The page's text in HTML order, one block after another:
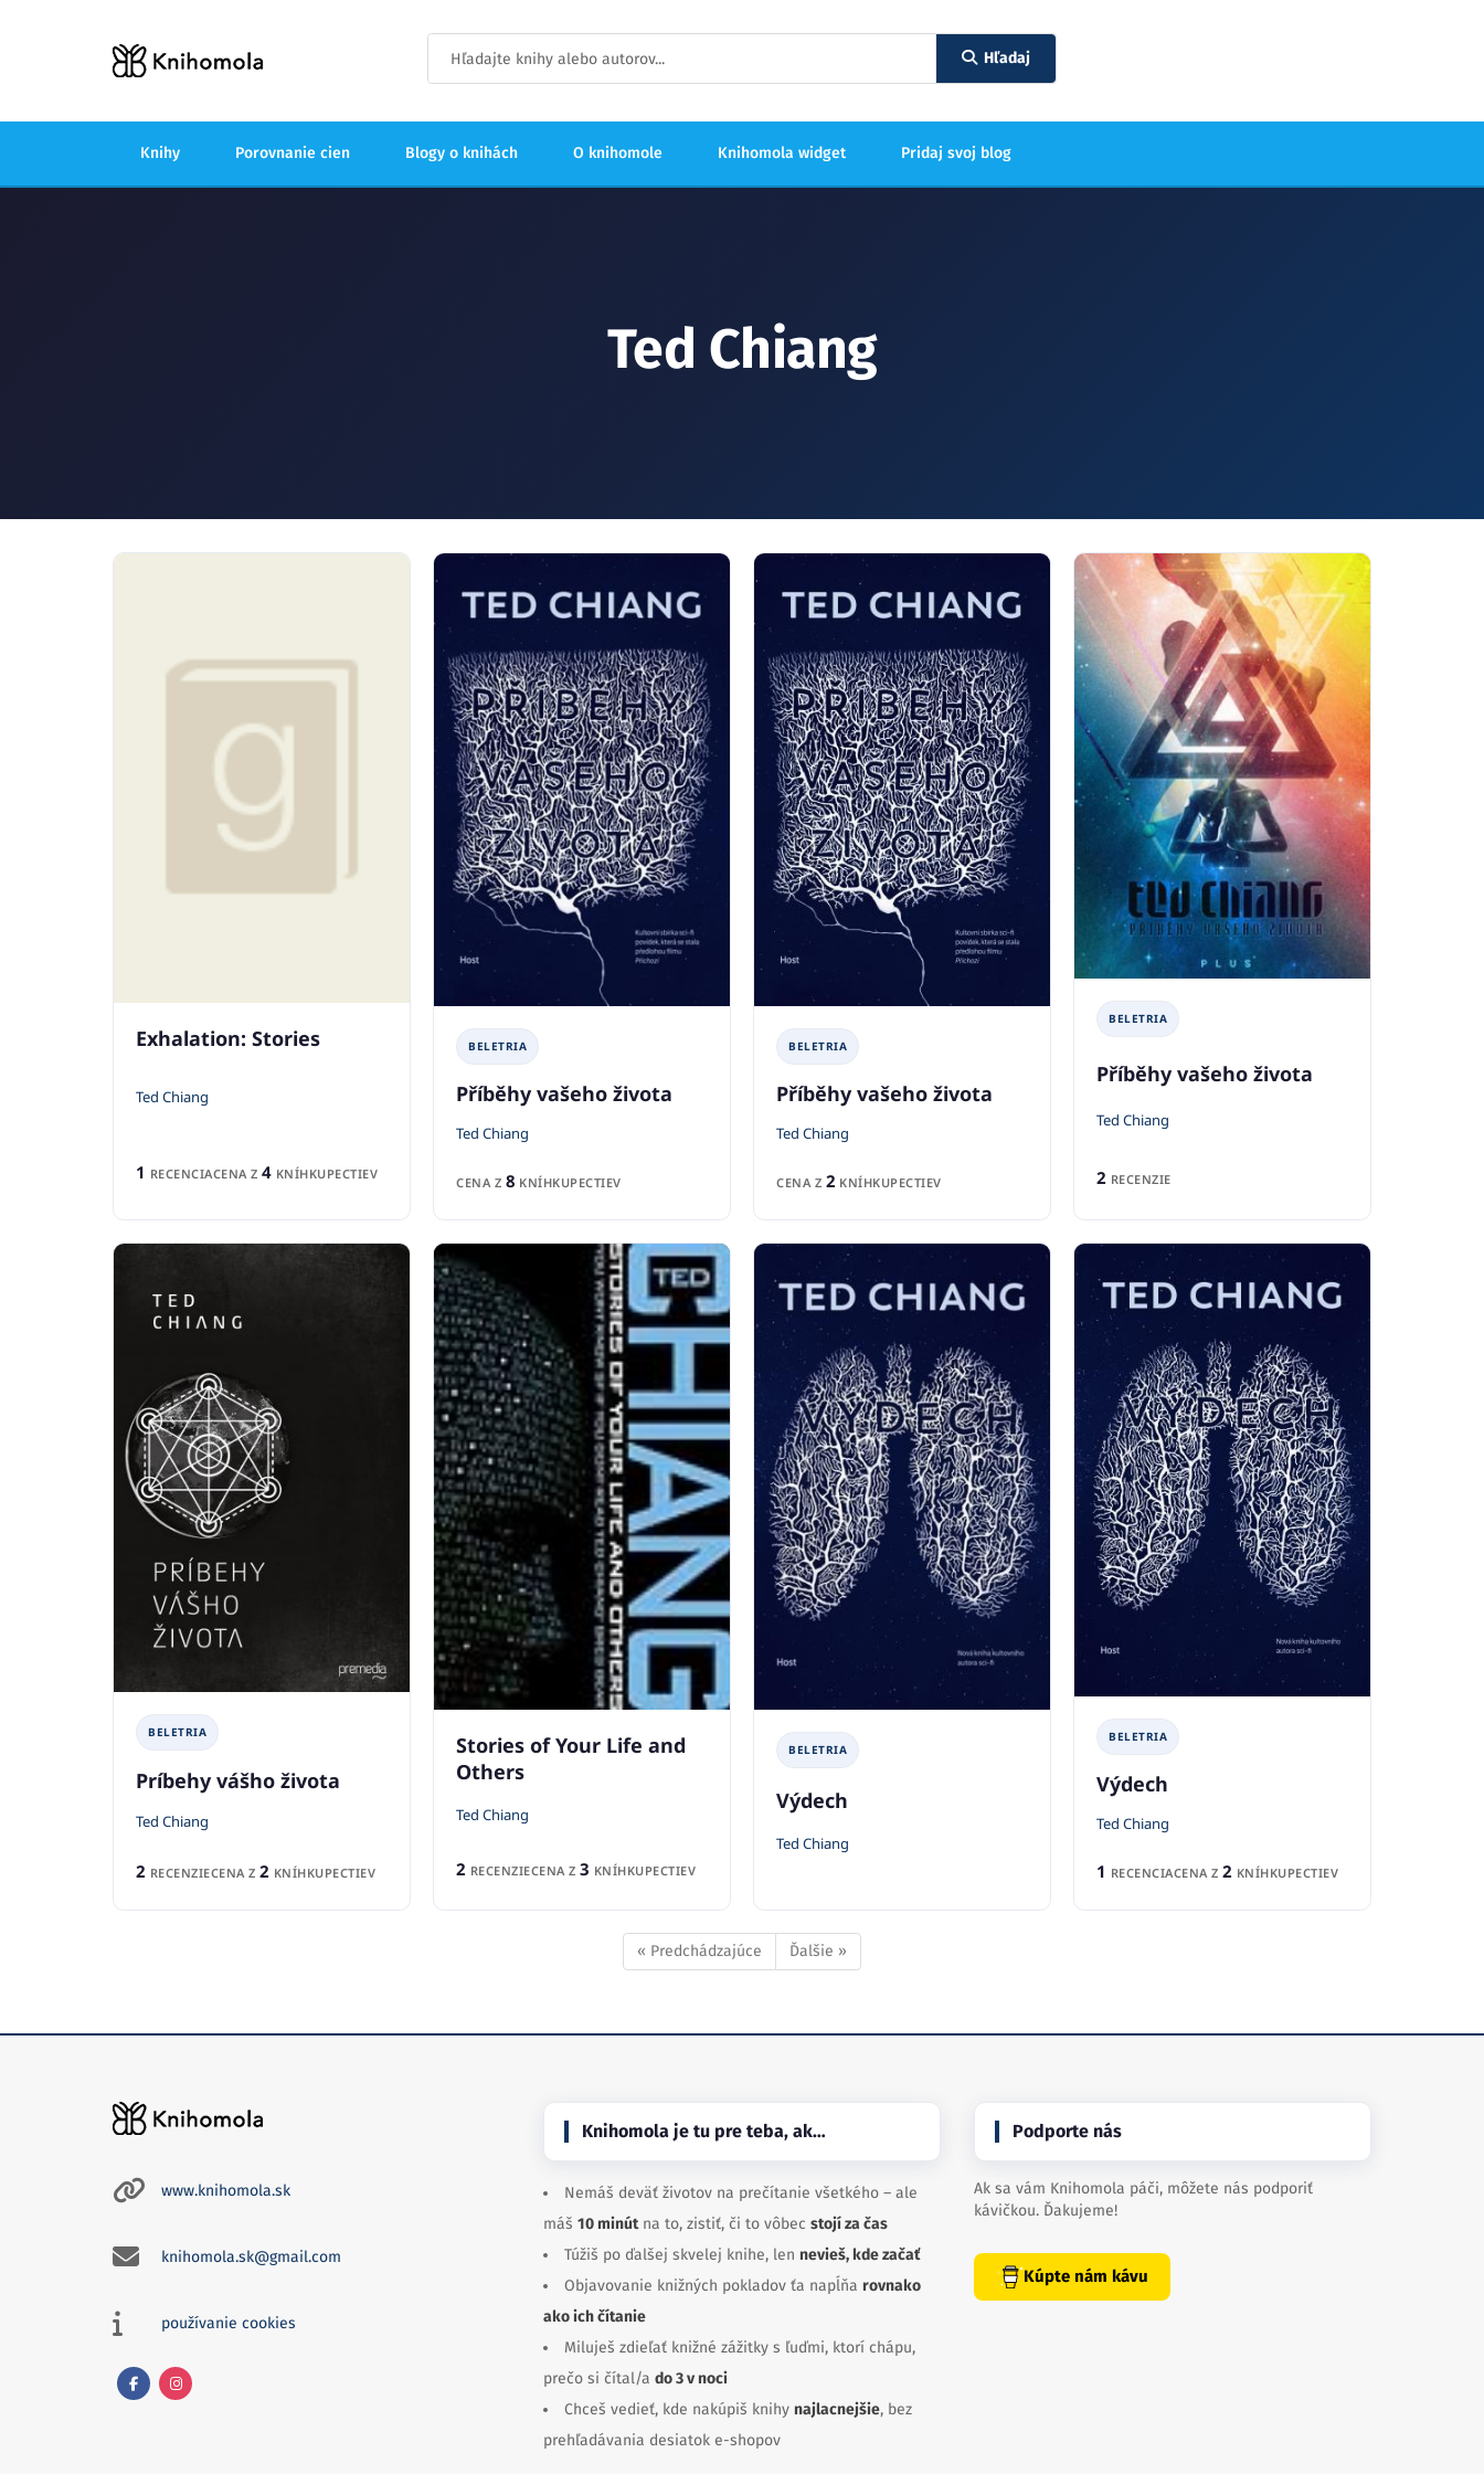
Hľadaj
Knihy Porovnanie cien Blogy o knihách O knihomole Knihomola widget Pridaj svoj blog
Ted Chiang
Exhalation: Stories
Ted Chiang
1 RECENCIACENA Z 4 KNÍHKUPECTIEV
BELETRIA
Příběhy vašeho života
Ted Chiang
CENA Z 8 KNÍHKUPECTIEV
BELETRIA
Příběhy vašeho života
Ted Chiang
CENA Z 2 KNÍHKUPECTIEV
BELETRIA
Příběhy vašeho života
Ted Chiang
2 RECENZIE
BELETRIA
Príbehy vášho života
Ted Chiang
2 RECENZIECENA Z 2 KNÍHKUPECTIEV
Stories of Your Life and
Others
Ted Chiang
2 RECENZIECENA Z 3 KNÍHKUPECTIEV
BELETRIA
Výdech
Ted Chiang
BELETRIA
Výdech
Ted Chiang
1 RECENCIACENA Z 2 KNÍHKUPECTIEV
« Predchádzajúce Ďalšie »
www.knihomola.sk
knihomola.sk@gmail.com
používanie cookies
Knihomola je tu pre teba, ak…
Nemáš deväť životov na prečítanie všetkého – ale
máš 10 minútna to, zistiť, či to vôbec stojí za čas
Túžiš po ďalšej skvelej knihe, len nevieš, kde začať
Objavovanie knižných pokladov ťa napĺňa rovnako
ako ich čítanie
Miluješ zdieľať knižné zážitky s ľuďmi, ktorí chápu,
prečo si čítal/a do 3 v noci
Chceš vedieť, kde nakúpiš knihy najlacnejšie, bez
prehľadávania desiatok e-shopov
Podporte nás
Ak sa vám Knihomola páči, môžete nás podporiť
kávičkou. Ďakujeme!
Kúpte nám kávu